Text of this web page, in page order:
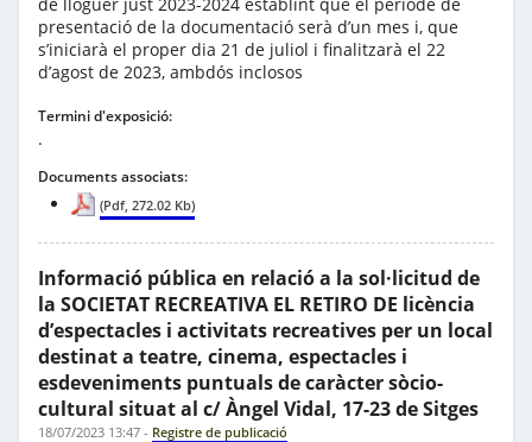
presentació de la documentació serà d’un mes i, que
s’iniciarà el proper dia 21 de juliol i finalitzarà el 22
d’agost de 2023, ambdós inclosos
Termini d'exposició:
.
Documents associats:
(Pdf, 272.02 Kb)
Informació pública en relació a la sol·licitud de
la SOCIETAT RECREATIVA EL RETIRO DE licència
d’espectacles i activitats recreatives per un local
destinat a teatre, cinema, espectacles i
esdeveniments puntuals de caràcter sòcio-
cultural situat al c/ Àngel Vidal, 17-23 de Sitges
18/07/2023 13:47 - Registre de publicació